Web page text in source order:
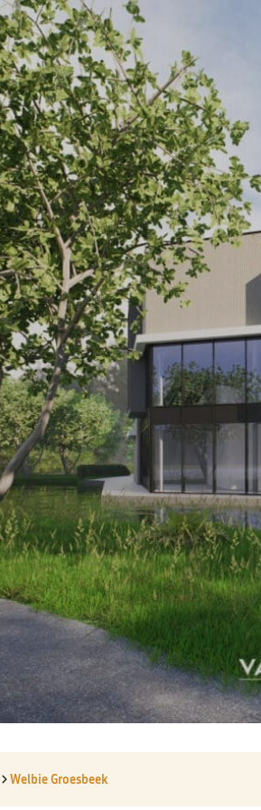
Welbie Groesbeek